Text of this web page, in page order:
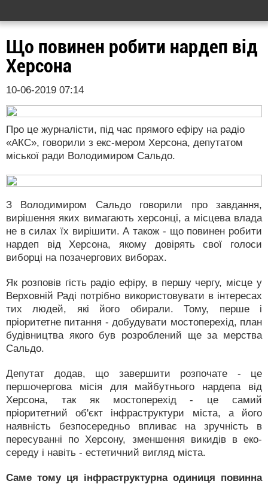
Що повинен робити нардеп від
Херсона
10-06-2019 07:14
Про це журналісти, під час прямого ефіру на радіо
«АКС», говорили з екс-мером Херсона, депутатом
міської ради Володимиром Сальдо.
З Володимиром Сальдо говорили про завдання,
вирішення яких вимагають херсонці, а місцева влада
не в силах їх вирішити. А також - що повинен робити
нардеп від Херсона, якому довірять свої голоси
виборці на позачергових виборах.
Як розповів гість радіо ефіру, в першу чергу, місце у
Верховній Раді потрібно використовувати в інтересах
тих людей, які його обирали. Тому, перше і
пріоритетне питання - добудувати мостоперехід, план
будівництва якого був розроблений ще за мерства
Сальдо.
Депутат додав, що завершити розпочате - це
першочергова місія для майбутнього нардепа від
Херсона, так як мостоперехід - це самий
пріоритетний об'єкт інфраструктури міста, а його
наявність безпосередньо впливає на зручність в
пересуванні по Херсону, зменшення викидів в еко-
середу і навіть - естетичний вигляд міста.
Саме тому ця інфраструктурна одиниця повинна